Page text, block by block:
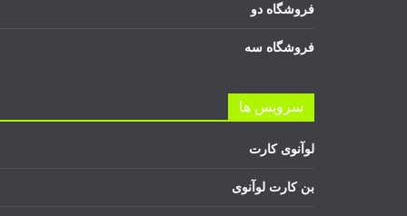
فروشگاه دو
فروشگاه سه
سرویس ها
لوآنوی کارت
بن کارت لوآنوی